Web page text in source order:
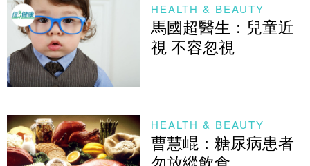
HEALTH & BEAUTY
馬國超醫生：兒童近
視 不容忽視
HEALTH & BEAUTY
曹慧崐：糖尿病患者